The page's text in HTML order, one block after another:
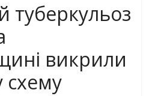
викрили
схему